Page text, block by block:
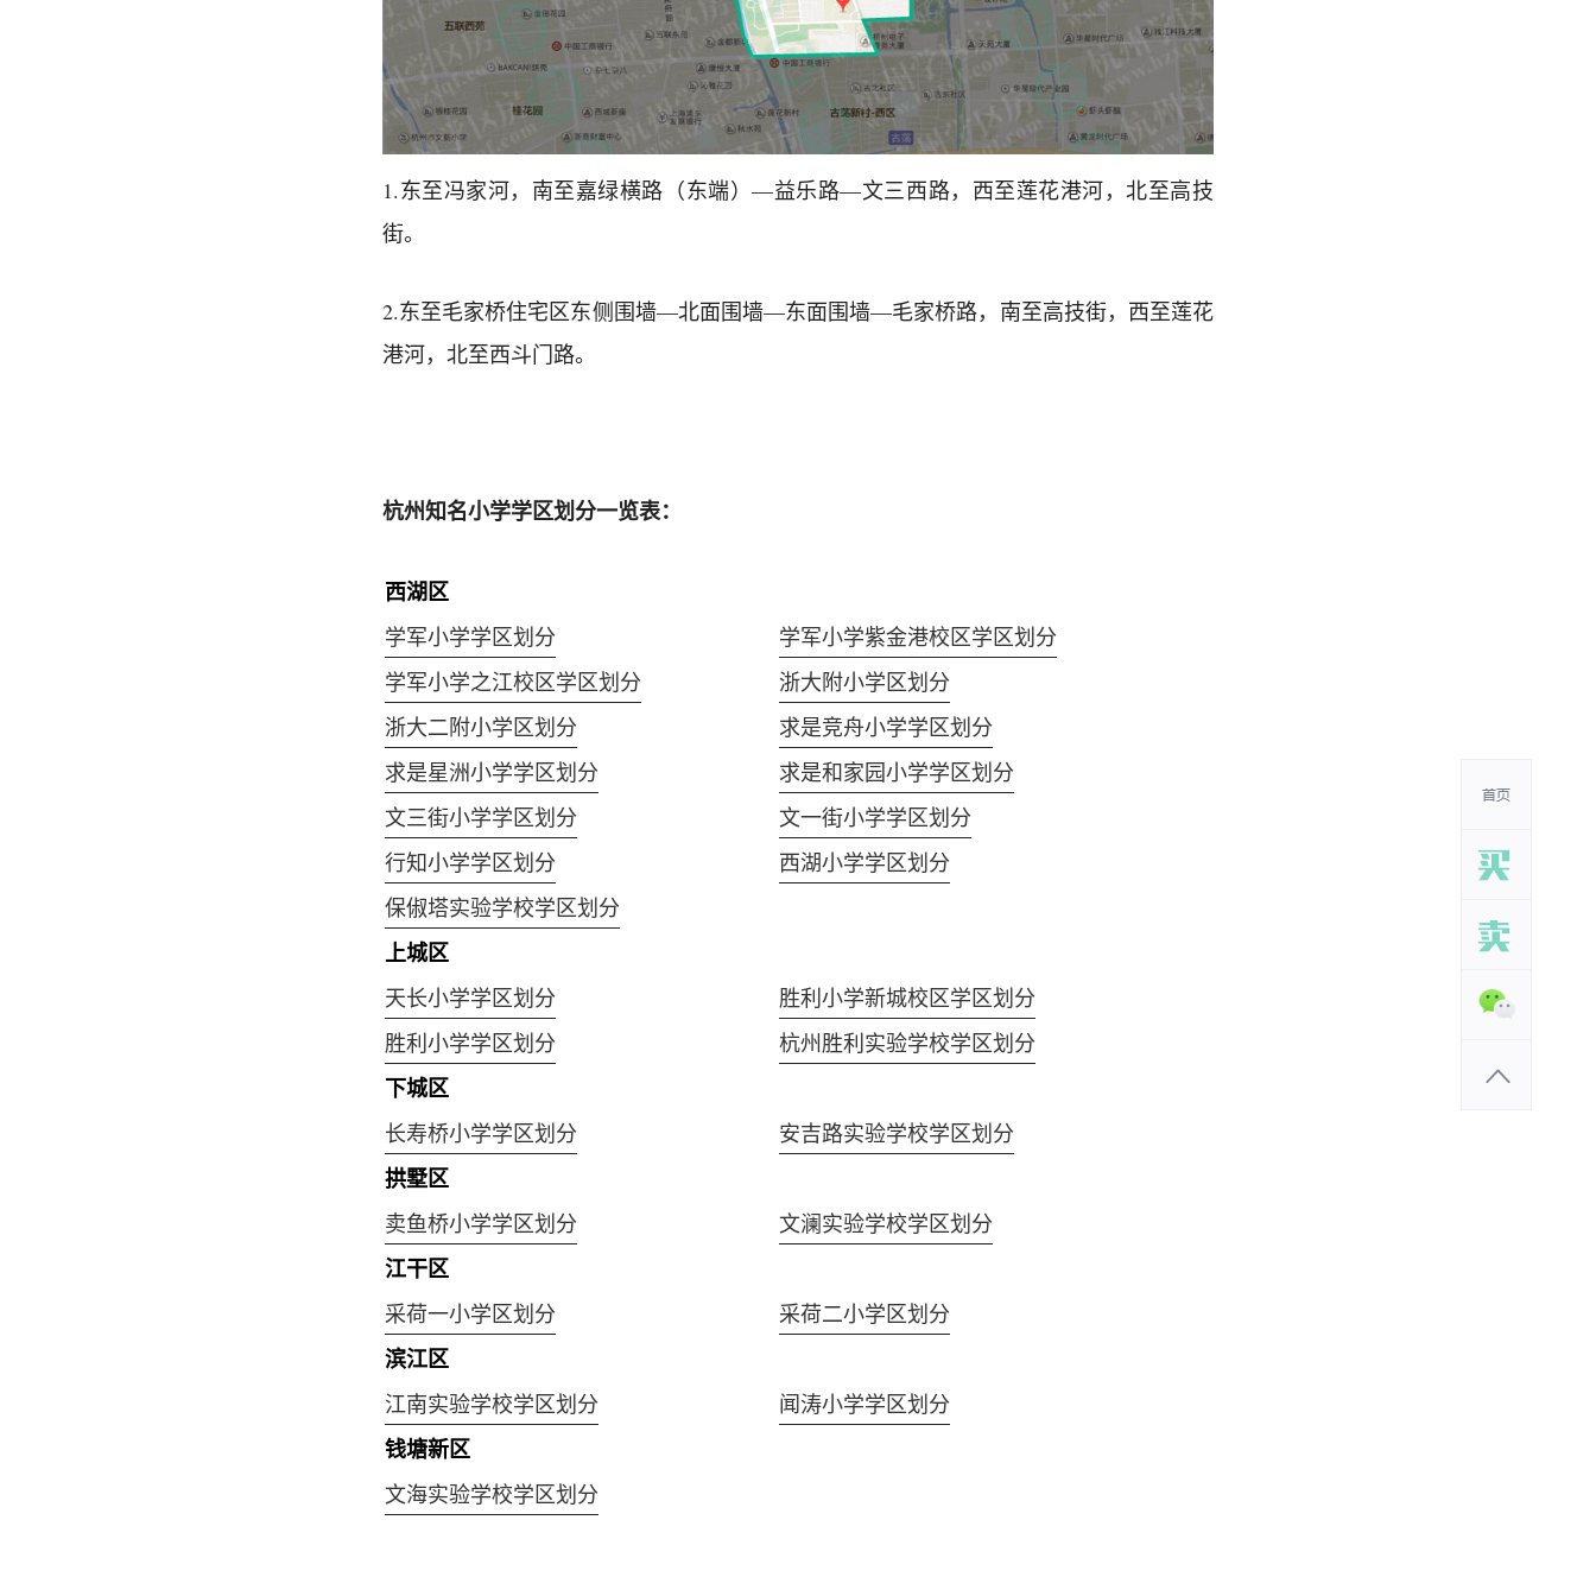
1.东至冯家河，南至嘉绿横路（东端）—益乐路—文三西路，西至莲花港河，北至高技
街。
2.东至毛家桥住宅区东侧围墙—北面围墙—东面围墙—毛家桥路，南至高技街，西至莲花
港河，北至西斗门路。
杭州知名小学学区划分一览表：
西湖区
学军小学学区划分
学军小学紫金港校区学区划分
学军小学之江校区学区划分
浙大附小学区划分
浙大二附小学区划分
求是竞舟小学学区划分
求是星洲小学学区划分
求是和家园小学学区划分
文三街小学学区划分
文一街小学学区划分
行知小学学区划分
西湖小学学区划分
保俶塔实验学校学区划分
上城区
天长小学学区划分
胜利小学新城校区学区划分
胜利小学学区划分
杭州胜利实验学校学区划分
下城区
长寿桥小学学区划分 安吉路实验学校学区划分
拱墅区
卖鱼桥小学学区划分 文澜实验学校学区划分
江干区
采荷一小学区划分 采荷二小学区划分
滨江区
江南实验学校学区划分 闻涛小学学区划分
钱塘新区
文海实验学校学区划分